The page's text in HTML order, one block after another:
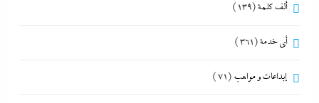
ألف كلمة(139)
أي خدمة(361)
إبداعات و مواهب (71)